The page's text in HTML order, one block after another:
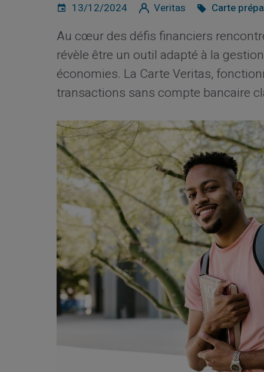
13/12/2024 Veritas Carte
Au cœur des défis financiers
révèle être un outil adapté à la
économies. La Carte Veritas,
transactions sans compte bancaire